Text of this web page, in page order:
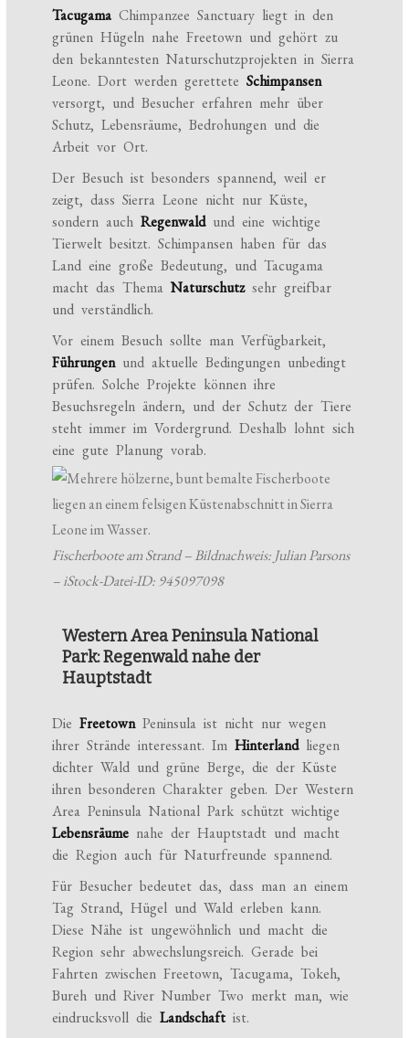
TacugamaChimpanzee Sanctuary liegt in den
grünen Hügeln nahe Freetown und gehört zu
den bekanntesten Naturschutzprojekten in Sierra
Leone. Dort werden geretteteSchimpansen
versorgt, und Besucher erfahren mehr über
Schutz, Lebensräume, Bedrohungen und die
Arbeit vor Ort.
Der Besuch ist besonders spannend, weil er
zeigt, dass Sierra Leone nicht nur Küste,
sondern auchRegenwaldund eine wichtige
Tierwelt besitzt. Schimpansen haben für das
Land eine große Bedeutung, und Tacugama
macht das ThemaNaturschutzsehr greifbar
und verständlich.
Vor einem Besuch sollte man Verfügbarkeit,
Führungenund aktuelle Bedingungen unbedingt
prüfen. Solche Projekte können ihre
Besuchsregeln ändern, und der Schutz der Tiere
steht immer im Vordergrund. Deshalb lohnt sich
eine gute Planung vorab.
Fischerboote am Strand – Bildnachweis: Julian Parsons
– iStock-Datei-ID: 945097098
Western Area Peninsula National
Park: Regenwald nahe der
Hauptstadt
DieFreetownPeninsula ist nicht nur wegen
ihrer Strände interessant. ImHinterlandliegen
dichter Wald und grüne Berge, die der Küste
ihren besonderen Charakter geben. Der Western
Area Peninsula National Park schützt wichtige
Lebensräume nahe der Hauptstadt und macht
die Region auch für Naturfreunde spannend.
Für Besucher bedeutet das, dass man an einem
Tag Strand, Hügel und Wald erleben kann.
Diese Nähe ist ungewöhnlich und macht die
Region sehr abwechslungsreich. Gerade bei
Fahrten zwischen Freetown, Tacugama, Tokeh,
Bureh und River Number Two merkt man, wie
eindrucksvoll dieLandschaft ist.